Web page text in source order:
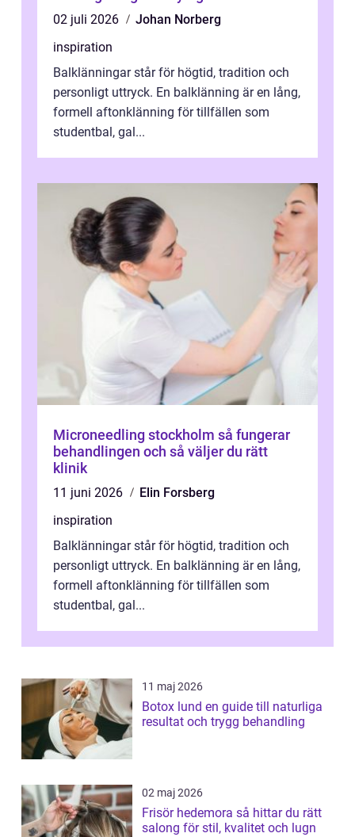
02 juli 2026
Johan Norberg
inspiration
Balklänningar står för högtid, tradition och
personligt uttryck. En balklänning är en lång,
formell aftonklänning för tillfällen som
studentbal, gal...
Microneedling stockholm så fungerar
behandlingen och så väljer du rätt
klinik
11 juni 2026
Elin Forsberg
inspiration
Balklänningar står för högtid, tradition och
personligt uttryck. En balklänning är en lång,
formell aftonklänning för tillfällen som
studentbal, gal...
11 maj 2026
Botox lund en guide till naturliga
resultat och trygg behandling
02 maj 2026
Frisör hedemora så hittar du rätt
salong för stil, kvalitet och lugn